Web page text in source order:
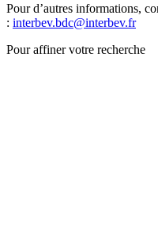
Pour d’autres informations,
: interbev.bdc@interbev.fr
Pour affiner votre recherche